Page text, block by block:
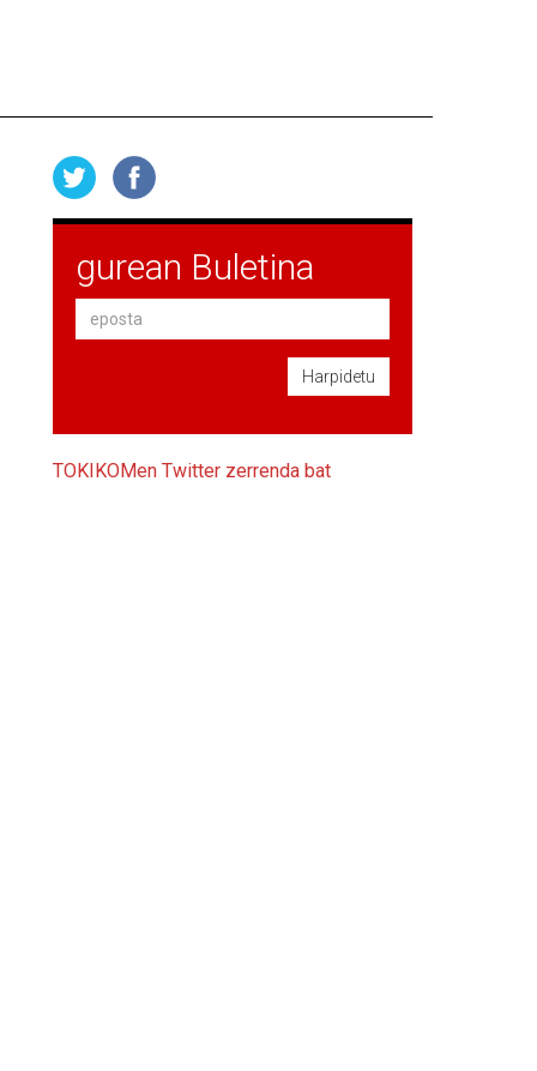
gurean Buletina
Harpidetu
TOKIKOMen Twitter zerrenda bat